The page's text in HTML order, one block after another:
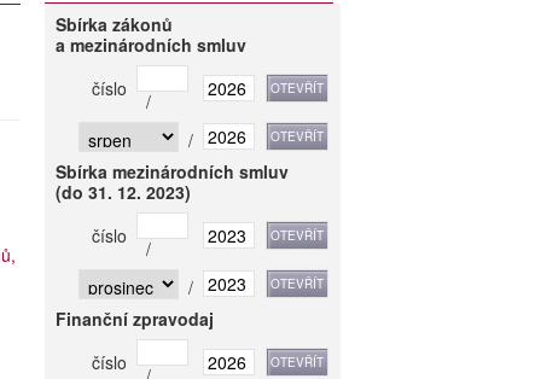
Sbírka zákonů
a mezinárodních smluv
číslo
/
/
Sbírka mezinárodních smluv
(do 31. 12. 2023)
číslo
/
/
Finanční zpravodaj
číslo